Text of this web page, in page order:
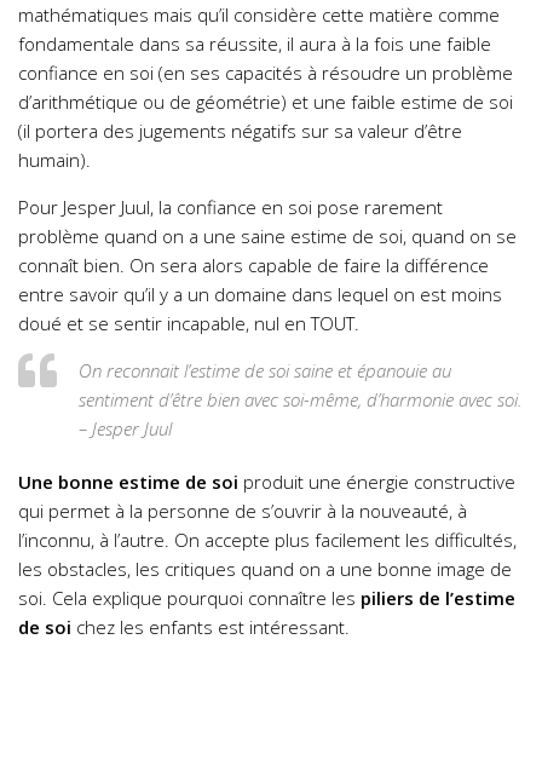
mathématiques mais qu’il considère cette matière comme
fondamentale dans sa réussite, il aura à la fois une faible
confiance en soi (en ses capacités à résoudre un problème
d’arithmétique ou de géométrie) et une faible estime de soi
(il portera des jugements négatifs sur sa valeur d’être
humain).
Pour Jesper Juul, la confiance en soi pose rarement
problème quand on a une saine estime de soi, quand on se
connaît bien. On sera alors capable de faire la différence
entre savoir qu’il y a un domaine dans lequel on est moins
doué et se sentir incapable, nul en TOUT.
On reconnait l’estime de soi saine et épanouie au
sentiment d’être bien avec soi-même, d’harmonie avec soi.
– Jesper Juul
Une bonne estime de soi produit une énergie constructive
qui permet à la personne de s’ouvrir à la nouveauté, à
l’inconnu, à l’autre. On accepte plus facilement les difficultés,
les obstacles, les critiques quand on a une bonne image de
soi. Cela explique pourquoi connaître les piliers de l’estime
de soi chez les enfants est intéressant.